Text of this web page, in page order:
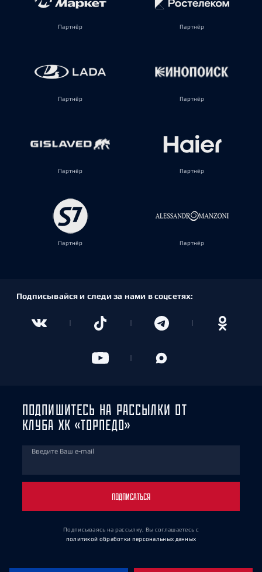
Партнёр Партнёр
Партнёр Партнёр
Партнёр Партнёр
Партнёр Партнёр
Подписывайся и следи за нами в соцсетях:
ПОДПИШИТЕСЬ НА РАССЫЛКИ ОТ
КЛУБА ХК «ТОРПЕДО»
Введите Ваш e-mail
ПОДПИСАТЬСЯ
Подписываясь на рассылку, Вы соглашаетесь с
политикой обработки персональных данных